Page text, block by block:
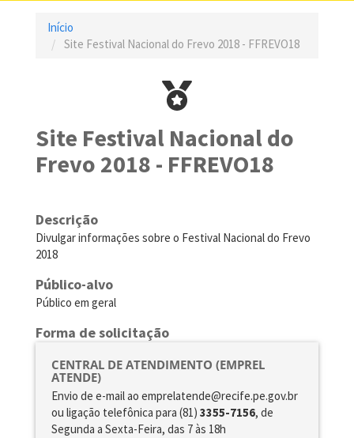
Início
Site Festival Nacional do Frevo 2018 - FFREVO18
Site Festival Nacional do
Frevo 2018 - FFREVO18
Descrição
Divulgar informações sobre o Festival Nacional do Frevo
2018
Público-alvo
Público em geral
Forma de solicitação
CENTRAL DE ATENDIMENTO (EMPREL
ATENDE)
Envio de e-mail ao emprelatende@recife.pe.gov.br
ou ligação telefônica para (81) 3355-7156, de
Segunda a Sexta-Feira, das 7 às 18h